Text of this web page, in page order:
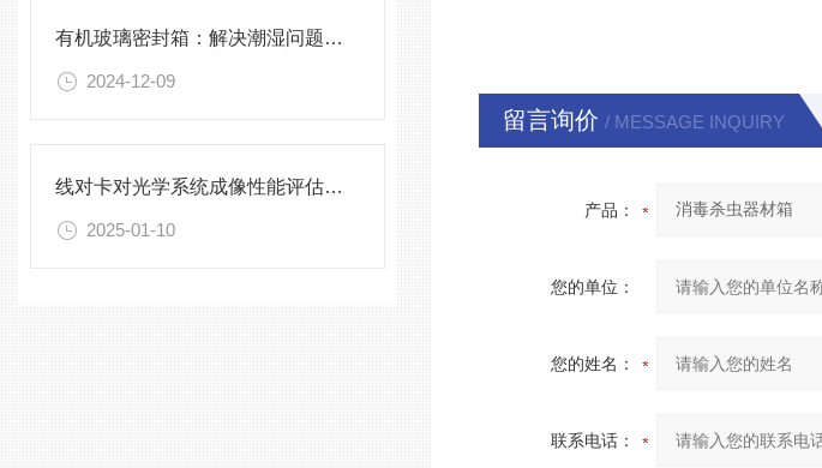
有机玻璃密封箱：解决潮湿问题的好帮手
2024-12-09
线对卡对光学系统成像性能评估的影响
2025-01-10
留言询价 / MESSAGE INQUIRY
产品：
您的单位：
您的姓名：
联系电话：